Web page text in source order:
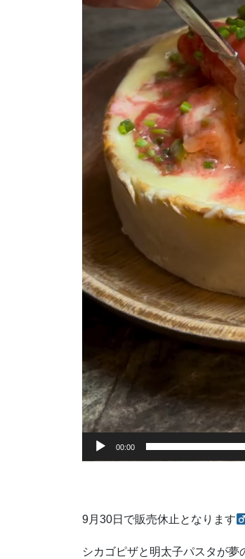
00:00
9月30日で販売休止となります‍
シカゴピザと明太子パスタが夢